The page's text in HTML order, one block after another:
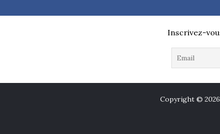
Inscrivez-
Copyright © 2026